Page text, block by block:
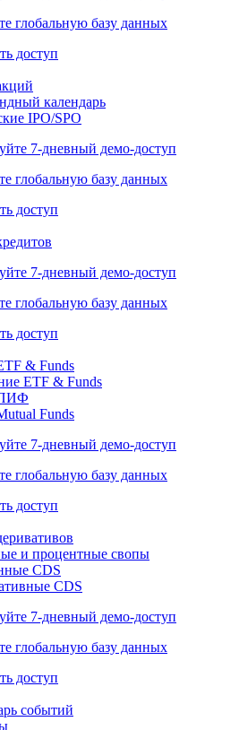
7-дневный
глобальную базу данных
доступ
IPO/SPO
7-дневный
глобальную базу данных
доступ
7-дневный
глобальную базу данных
доступ
ETF & Funds
Funds
7-дневный
глобальную базу данных
доступ
и процентные свопы
CDS
7-дневный
глобальную базу данных